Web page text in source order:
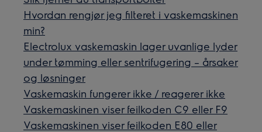
Hvordan rengjør jeg filteret i vaskemaskinen
min?
Electrolux vaskemaskin lager uvanlige lyder
under tømming eller sentrifugering – årsaker
og løsninger
Vaskemaskin fungerer ikke / reagerer ikke
Vaskemaskinen viser feilkoden C9 eller F9
Vaskemaskinen viser feilkoden E80 eller